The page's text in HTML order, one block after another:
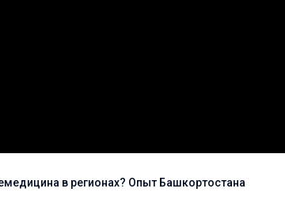
в регионах? Опыт Башкортостана